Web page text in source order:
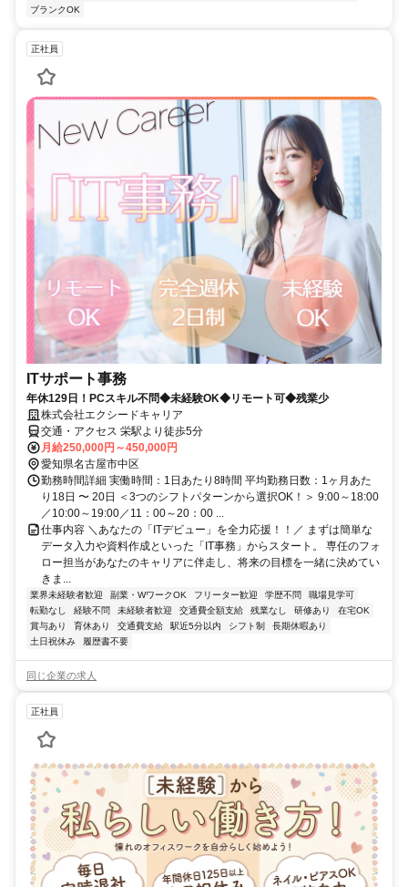
ブランクOK
正社員
ITサポート事務
年休129日！PCスキル不問◆未経験OK◆リモート可◆残業少
株式会社エクシードキャリア
交通・アクセス 栄駅より徒歩5分
月給250,000円～450,000円
愛知県名古屋市中区
勤務時間詳細 実働時間：1日あたり8時間 平均勤務日数：1ヶ月あた
り18日 〜 20日 ＜3つのシフトパターンから選択OK！＞ 9:00～18:00
／10:00～19:00／11：00～20：00 ...
仕事内容 ＼あなたの「ITデビュー」を全力応援！！／ まずは簡単な
データ入力や資料作成といった「IT事務」からスタート。 専任のフォ
ロー担当があなたのキャリアに伴走し、将来の目標を一緒に決めてい
きま...
業界未経験者歓迎 副業・WワークOK フリーター歓迎 学歴不問
職場見学可
転勤なし
経験不問 未経験者歓迎 交通費全額支給 残業なし 研修あり
在宅OK
賞与あり
育休あり 交通費支給 駅近5分以内 シフト制
長期休暇あり
土日祝休み
履歴書不要
同じ企業の求人
正社員